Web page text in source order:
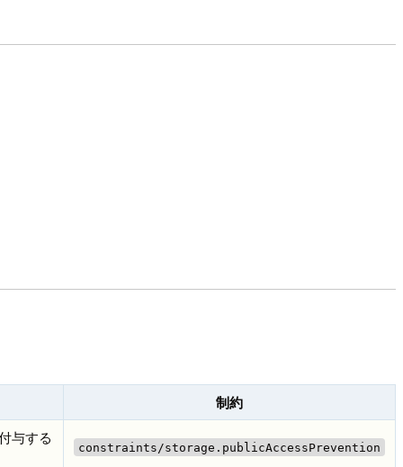
制約
与する
constraints/storage.publicAccessPrevention